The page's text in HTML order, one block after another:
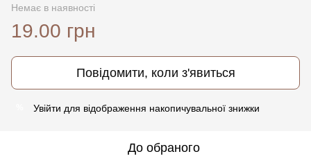
Немає в наявності
19.00 грн
Повідомити, коли з'явиться
Увійти для відображення накопичувальної знижки
До обраного